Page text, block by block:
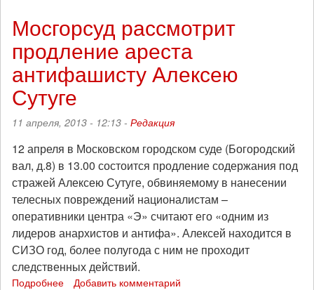
Сутуги:
информационная
справка
Мосгорсуд рассмотрит
продление ареста
антифашисту Алексею
Сутуге
11 апреля, 2013 - 12:13 - Редакция
12 апреля в Московском городском суде (Богородский
вал, д.8) в 13.00 состоится продление содержания под
стражей Алексею Сутуге, обвиняемому в нанесении
телесных повреждений националистам –
оперативники центра «Э» считают его «одним из
лидеров анархистов и антифа». Алексей находится в
СИЗО год, более полугода с ним не проходит
следственных действий.
Подробнее Добавить комментарий